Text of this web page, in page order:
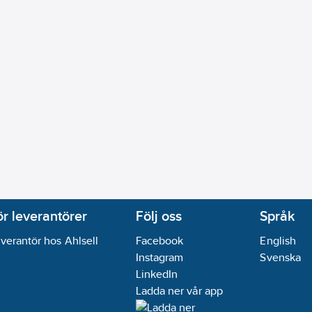
leverantörer
hos Ahlsell
Följ oss
Facebook
Instagram
LinkedIn
Ladda ner vår app
Språk
English
Svenska